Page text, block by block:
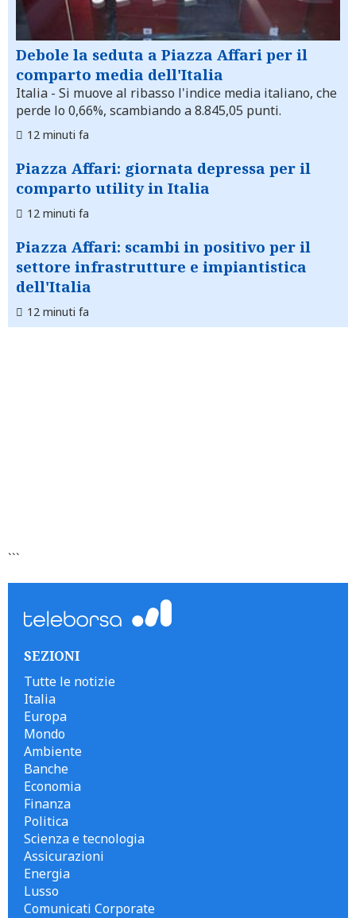
Debole la seduta a Piazza Affari per il
comparto media dell'Italia
Italia - Si muove al ribasso l'indice media italiano, che
perde lo 0,66%, scambiando a 8.845,05 punti.
12 minuti fa
Piazza Affari: giornata depressa per il
comparto utility in Italia
12 minuti fa
Piazza Affari: scambi in positivo per il
settore infrastrutture e impiantistica
dell'Italia
12 minuti fa
```
SEZIONI
Tutte le notizie
Italia
Europa
Mondo
Ambiente
Banche
Economia
Finanza
Politica
Scienza e tecnologia
Assicurazioni
Energia
Lusso
Comunicati Corporate